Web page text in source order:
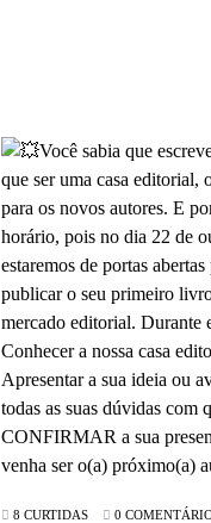
8 CURTIDAS 0